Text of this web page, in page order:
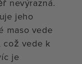
nevýrazná.
jeho
maso vede
což vede k
je